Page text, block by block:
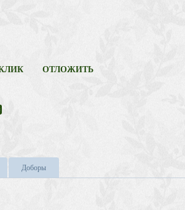
ОТЛОЖИТЬ
Доборы